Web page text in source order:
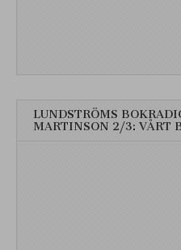
LUNDSTRÖMS
MARTINSON 2/3: VÅRT